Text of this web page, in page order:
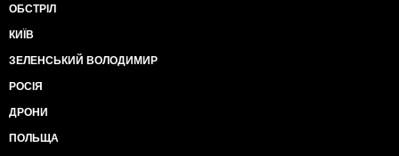
ОБСТРІЛ
КИЇВ
ЗЕЛЕНСЬКИЙ ВОЛОДИМИР
РОСІЯ
ДРОНИ
ПОЛЬЩА